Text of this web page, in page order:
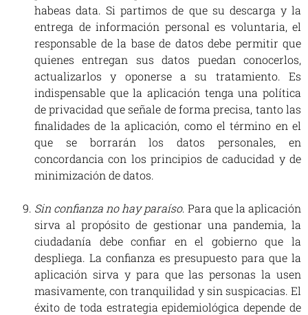
habeas data. Si partimos de que su descarga y la
entrega de información personal es voluntaria, el
responsable de la base de datos debe permitir que
quienes entregan sus datos puedan conocerlos,
actualizarlos y oponerse a su tratamiento. Es
indispensable que la aplicación tenga una política
de privacidad que señale de forma precisa, tanto las
finalidades de la aplicación, como el término en el
que se borrarán los datos personales, en
concordancia con los principios de caducidad y de
minimización de datos.
Sin confianza no hay paraíso. Para que la aplicación
sirva al propósito de gestionar una pandemia, la
ciudadanía debe confiar en el gobierno que la
despliega. La confianza es presupuesto para que la
aplicación sirva y para que las personas la usen
masivamente, con tranquilidad y sin suspicacias. El
éxito de toda estrategia epidemiológica depende de